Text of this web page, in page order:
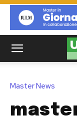
Master News